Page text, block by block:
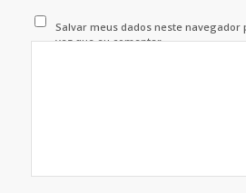
Salvar meus dados neste navegador
vez que eu comentar.